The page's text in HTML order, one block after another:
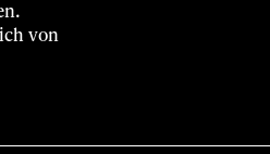
von